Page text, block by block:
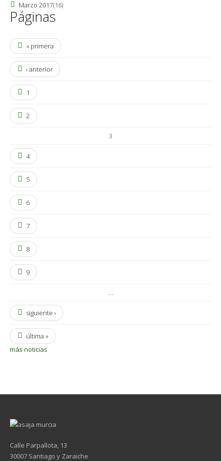
Marzo 2017(16)
Páginas
« primera
‹ anterior
1
2
3
4
5
6
7
8
9
…
siguiente ›
última »
más noticias
Calle Parpallota, 13
30007 Santiago y Zaraiche